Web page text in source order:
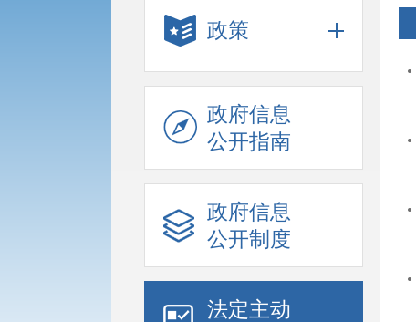
政策
政府信息
公开指南
政府信息
公开制度
法定主动